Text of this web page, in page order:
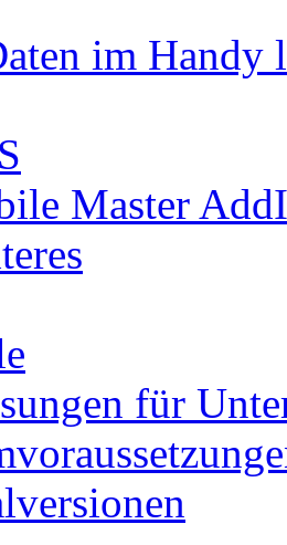
im Handy
Master
für